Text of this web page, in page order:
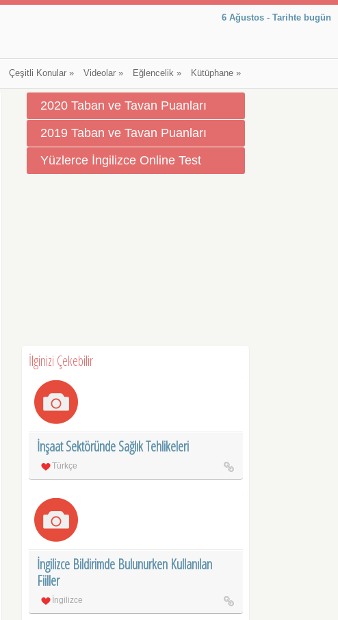
6 Ağustos - Tarihte bugün
Çeşitli Konular» Videolar» Eğlencelik» Kütüphane»
2020 Taban ve Tavan Puanları
2019 Taban ve Tavan Puanları
Yüzlerce İngilizce Online Test
İlginizi Çekebilir
İnşaat Sektöründe Sağlık Tehlikeleri
Türkçe
İngilizce Bildirimde Bulunurken Kullanılan
Fiiller
İngilizce